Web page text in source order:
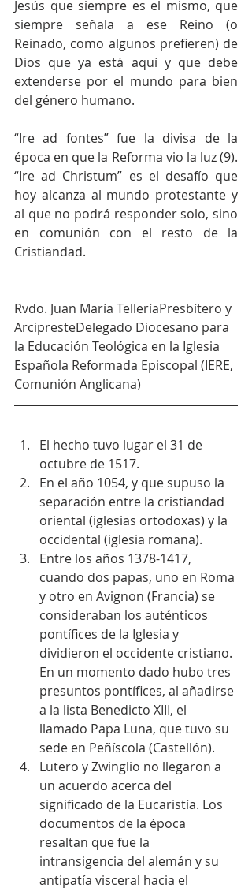
Jesús que siempre es el mismo, que
siempre señala a ese Reino (o
Reinado, como algunos prefieren) de
Dios que ya está aquí y que debe
extenderse por el mundo para bien
del género humano.
“Ire ad fontes” fue la divisa de la
época en que la Reforma vio la luz (9).
“Ire ad Christum” es el desafío que
hoy alcanza al mundo protestante y
al que no podrá responder solo, sino
en comunión con el resto de la
Cristiandad.
Rvdo. Juan María TelleríaPresbítero y
ArcipresteDelegado Diocesano para
la Educación Teológica en la Iglesia
Española Reformada Episcopal (IERE,
Comunión Anglicana)
El hecho tuvo lugar el 31 de
octubre de 1517.
En el año 1054, y que supuso la
separación entre la cristiandad
oriental (iglesias ortodoxas) y la
occidental (iglesia romana).
Entre los años 1378-1417,
cuando dos papas, uno en Roma
y otro en Avignon (Francia) se
consideraban los auténticos
pontífices de la Iglesia y
dividieron el occidente cristiano.
En un momento dado hubo tres
presuntos pontífices, al añadirse
a la lista Benedicto XIII, el
llamado Papa Luna, que tuvo su
sede en Peñíscola (Castellón).
Lutero y Zwinglio no llegaron a
un acuerdo acerca del
significado de la Eucaristía. Los
documentos de la época
resaltan que fue la
intransigencia del alemán y su
antipatía visceral hacia el